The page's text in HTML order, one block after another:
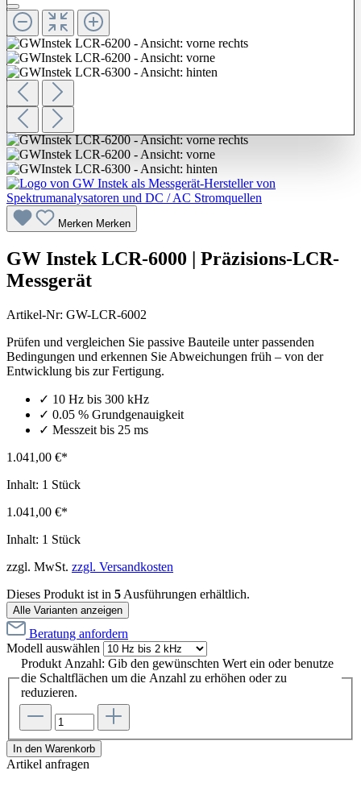
Merken Merken
GW Instek LCR-6000 | Präzisions-LCR-
Messgerät
Artikel-Nr: GW-LCR-6002
Prüfen und vergleichen Sie passive Bauteile unter passenden
Bedingungen und erkennen Sie Abweichungen früh – von der
Entwicklung bis zur Fertigung.
✓ 10 Hz bis 300 kHz
✓ 0.05 % Grundgenauigkeit
✓ Messzeit bis 25 ms
1.041,00 €*
Inhalt: 1 Stück
1.041,00 €*
Inhalt: 1 Stück
zzgl. MwSt. zzgl. Versandkosten
Dieses Produkt ist in 5 Ausführungen erhältlich.
Alle Varianten anzeigen
Beratung anfordern
Modell auswählen
Produkt Anzahl: Gib den gewünschten Wert ein oder benutze
die Schaltflächen um die Anzahl zu erhöhen oder zu
reduzieren.
In den Warenkorb
Artikel anfragen